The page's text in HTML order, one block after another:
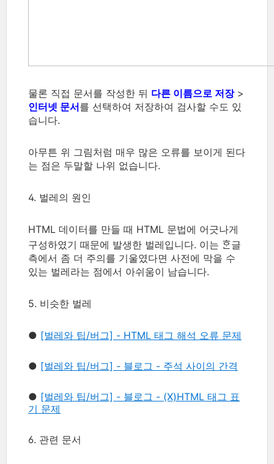
물론 직접 문서를 작성한 뒤 다른 이름으로 저장>
인터넷 문서를 선택하여 저장하여 검사할 수도 있
습니다.
아무튼 위 그림처럼 매우 많은 오류를 보이게 된다
는 점은 두말할 나위 없습니다.
4. 벌레의 원인
HTML 데이터를 만들 때 HTML 문법에 어긋나게
구성하였기 때문에 발생한 벌레입니다. 이는 ᄒᆞᆫ글
측에서 좀 더 주의를 기울였다면 사전에 막을 수
있는 벌레라는 점에서 아쉬움이 남습니다.
5. 비슷한 벌레
● [벌레와 팁/버그] - HTML 태그 해석 오류 문제
● [벌레와 팁/버그] - 블로그 - 주석 사이의 간격
● [벌레와 팁/버그] - 블로그 - (X)HTML 태그 표
기 문제
6. 관련 문서